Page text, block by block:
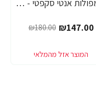
אמפולות אנטי סקפטי - לחיזוק שורשי השיער סרינה קיי נגד נשירה Unique Pro - מבית Saryna Key
₪147.00
₪180.00